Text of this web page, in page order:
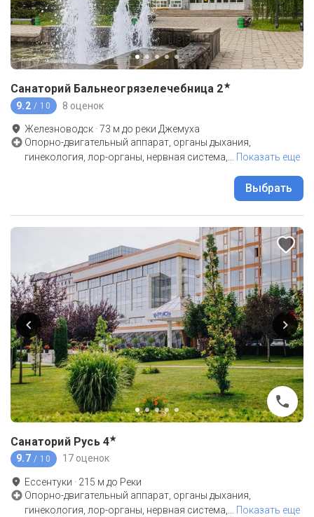
Санаторий Бальнеогрязелечебница 2★
9.2 / 10 8 оценок
Железноводск ·73 м до реки Джемуха
Опорно-двигательный аппарат, органы дыхания,
гинекология, лор-органы, нервная система,
Показать еще
Выбрать
Санаторий Русь 4★
9.7 / 10 17 оценок
Ессентуки · 215 м до Реки
Опорно-двигательный аппарат, органы дыхания,
гинекология, лор-органы, нервная система,
Показать еще